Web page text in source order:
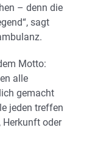
– denn die
sagt
Motto:
alle
gemacht
jeden treffen
Herkunft oder